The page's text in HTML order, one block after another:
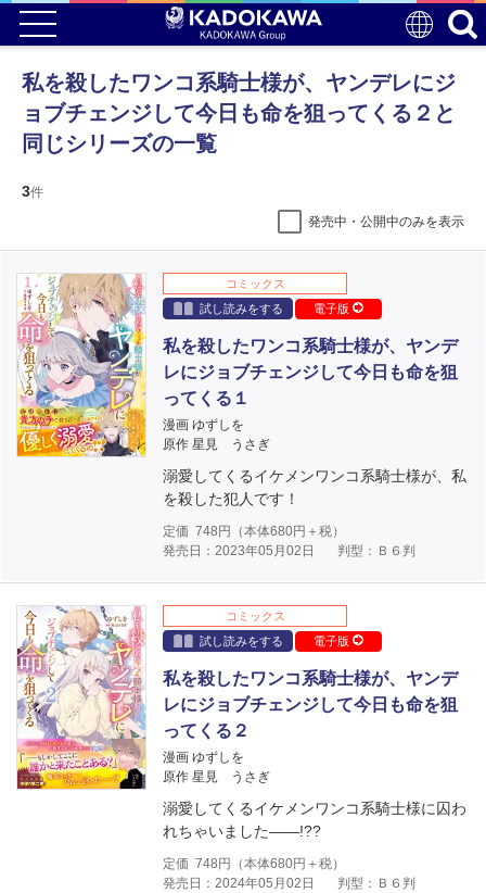
私を殺したワンコ系騎士様が、ヤンデレにジ
ョブチェンジして今日も命を狙ってくる２と
同じシリーズの一覧
3件
発売中・公開中のみを表示
コミックス
試し読みをする
電子版
私を殺したワンコ系騎士様が、ヤンデ
レにジョブチェンジして今日も命を狙
ってくる１
漫画 ゆずしを
原作 星見 うさぎ
溺愛してくるイケメンワンコ系騎士様が、私
を殺した犯人です！
定価 748 円（本体680円＋税）
発売日：2023年05月02日
判型：Ｂ６判
コミックス
試し読みをする
電子版
私を殺したワンコ系騎士様が、ヤンデ
レにジョブチェンジして今日も命を狙
ってくる２
漫画 ゆずしを
原作 星見 うさぎ
溺愛してくるイケメンワンコ系騎士様に囚わ
れちゃいました――!??
定価 748 円（本体680円＋税）
発売日：2024年05月02日
判型：Ｂ６判